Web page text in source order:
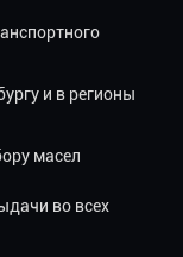
и в регионы
масел
во всех